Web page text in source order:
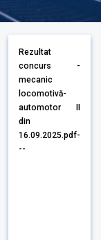
Rezultat
concurs -
mecanic
locomotivă-
automotor II
din
16.09.2025.pdf-
--